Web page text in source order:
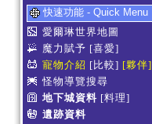
快速功能 - Quick Menu
愛爾琳世界地圖
魔力賦予 [喜愛]
寵物介紹 [比較] [夥伴]
怪物導覽搜尋
地下城資料 [料理]
遺跡資料